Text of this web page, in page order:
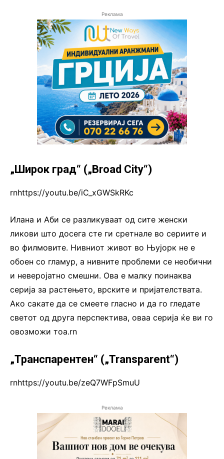
Реклама
„Широк град“ („Broad City“)
rnhttps://youtu.be/iC_xGWSkRKc
Илана и Аби се разликуваат од сите женски
ликови што досега сте ги сретнале во сериите и
во филмовите. Нивниот живот во Њујорк не е
обоен со гламур, а нивните проблеми се необични
и неверојатно смешни. Ова е малку поинаква
серија за растењето, врските и пријателствата.
Ако сакате да се смеете гласно и да го гледате
светот од друга перспектива, оваа серија ќе ви го
овозможи тоа.rn
„Транспарентен“ („Transparent“)
rnhttps://youtu.be/zeQ7WFpSmuU
Реклама